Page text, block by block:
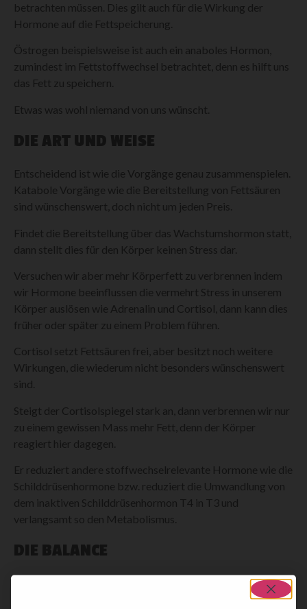
betrachten müssen. Dies gilt auch für die Wirkung der
Hormone auf die Fettspeicherung.
Östrogen beispielsweise ist auch ein anaboles Hormon,
zumindest im Fettstoffwechsel betrachtet, denn es hilft uns
das Fett zu speichern.
Etwas was wohl niemand von uns wünscht.
DIE ART UND WEISE
Entscheidend ist wie die Vorgänge genau zusammenspielen.
Katabole Vorgänge wie die Bereitstellung von Fettsäuren
sind wünschenswert, doch nicht um jeden Preis.
Findet die Bereitstellung über das Wachstumshormon statt,
dann stellt dies für den Körper keinen Stress dar.
Versuchen wir aber mehr Körperfett zu verbrennen indem
wir Hormone beeinflussen die vermehrt Stress in unserem
Körper auslösen wie Adrenalin und Cortisol, dann kann dies
früher oder später zu einem Problem führen.
Cortisol setzt Fettsäuren frei, aber besitzt noch weitere
Wirkungen, die wiederum nicht besonders wünschenswert
sind.
Steigt der Cortisolspiegel stark an, dann verbrennen wir nur
zu einem gewissen Mass mehr Fett, denn der Körper
reagiert hier dagegen.
Er reduziert andere stoffwechselrelevante Hormone wie die
Schilddrüsenhormone bzw. reduziert die Umwandlung von
dem inaktiven Schilddrüsenhormon T4 in T3 und
verlangsamt so den Metabolismus.
DIE BALANCE
Wir müssen also dafür sorgen, dass katabole und anabole
Vorgänge in einer Balance sind. Das bedeutet nicht, dass die